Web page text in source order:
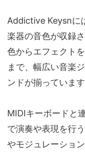
Addictive Keysnに
楽器の音色が収録
色からエフェクト
まで、幅広い音楽
ンドが揃っています
MIDIキーボードと
で演奏や表現を行
やモジュレーショ